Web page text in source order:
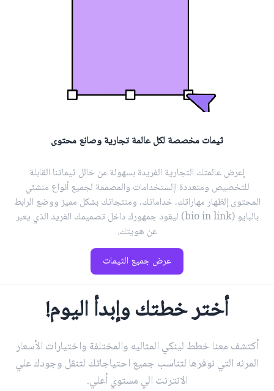
ثيمات مخصصة لكل عالمة تجارية وصانع محتوى
إعرض عالمتك التجارية الفريدة بسهولة من خالل ثيماتنا القابلة
للتخصيص ومتعددة اإلستخدامات والمصممة لجميع أنواع منشئي
المحتوى إلظهار مهاراتك، خداماتك، ومنتجاتك بشكل مميز ووضع الرابط
بالبايو (bio in link) ليقود جمهورك داخل تصميمك الفريد الذي يعبر
عن هويتك.
عرض جميع الثيمات
أختر خطتك وإبدأ اليوم!
أكتشف معنا خطط لينكي المثاليه والمختلفة واختيارات الأسعار
المرنه التي نوفرها لتناسب جميع احتياجاتك لتنقل وجودك علي
الانترنت الي مستوي أعلي.